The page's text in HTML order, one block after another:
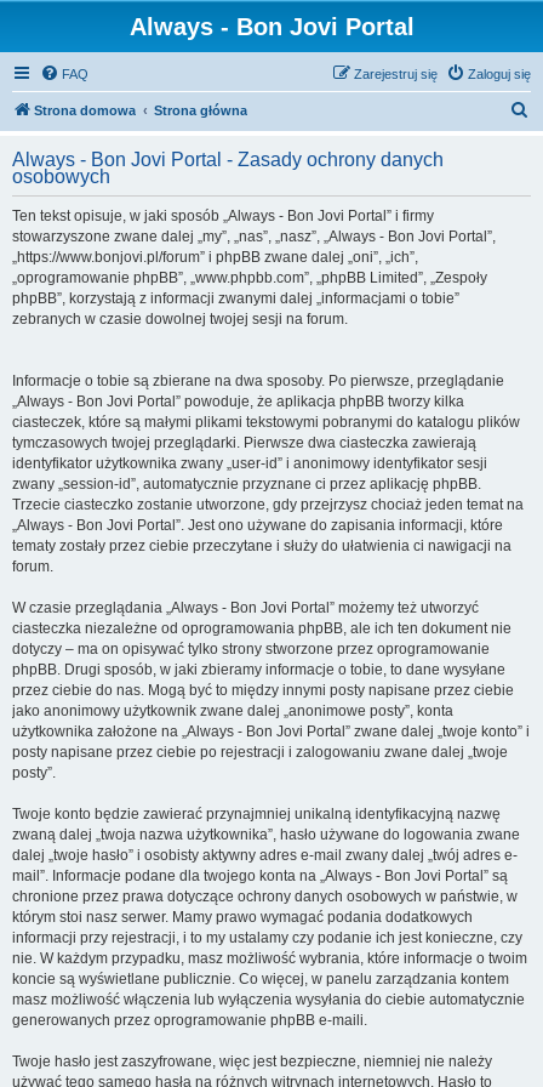
Always - Bon Jovi Portal
FAQ Zaloguj się
Zarejestruj się
Strona domowa Strona główna
k
Always - Bon Jovi Portal - Zasady ochrony danych
osobowych
Ten tekst opisuje, w jaki sposób „Always - Bon Jovi Portal” i firmy
stowarzyszone zwane dalej „my”, „nas”, „nasz”, „Always - Bon Jovi Portal”,
„https://www.bonjovi.pl/forum” i phpBB zwane dalej „oni”, „ich”,
„oprogramowanie phpBB”, „www.phpbb.com”, „phpBB Limited”, „Zespoły
phpBB”, korzystają z informacji zwanymi dalej „informacjami o tobie”
zebranych w czasie dowolnej twojej sesji na forum.
Informacje o tobie są zbierane na dwa sposoby. Po pierwsze, przeglądanie
„Always - Bon Jovi Portal” powoduje, że aplikacja phpBB tworzy kilka
ciasteczek, które są małymi plikami tekstowymi pobranymi do katalogu plików
tymczasowych twojej przeglądarki. Pierwsze dwa ciasteczka zawierają
identyfikator użytkownika zwany „user-id” i anonimowy identyfikator sesji
zwany „session-id”, automatycznie przyznane ci przez aplikację phpBB.
Trzecie ciasteczko zostanie utworzone, gdy przejrzysz chociaż jeden temat na
„Always - Bon Jovi Portal”. Jest ono używane do zapisania informacji, które
tematy zostały przez ciebie przeczytane i służy do ułatwienia ci nawigacji na
forum.
W czasie przeglądania „Always - Bon Jovi Portal” możemy też utworzyć
ciasteczka niezależne od oprogramowania phpBB, ale ich ten dokument nie
dotyczy – ma on opisywać tylko strony stworzone przez oprogramowanie
phpBB. Drugi sposób, w jaki zbieramy informacje o tobie, to dane wysyłane
przez ciebie do nas. Mogą być to między innymi posty napisane przez ciebie
jako anonimowy użytkownik zwane dalej „anonimowe posty”, konta
użytkownika założone na „Always - Bon Jovi Portal” zwane dalej „twoje konto” i
posty napisane przez ciebie po rejestracji i zalogowaniu zwane dalej „twoje
posty”.
Twoje konto będzie zawierać przynajmniej unikalną identyfikacyjną nazwę
zwaną dalej „twoja nazwa użytkownika”, hasło używane do logowania zwane
dalej „twoje hasło” i osobisty aktywny adres e-mail zwany dalej „twój adres e-
mail”. Informacje podane dla twojego konta na „Always - Bon Jovi Portal” są
chronione przez prawa dotyczące ochrony danych osobowych w państwie, w
którym stoi nasz serwer. Mamy prawo wymagać podania dodatkowych
informacji przy rejestracji, i to my ustalamy czy podanie ich jest konieczne, czy
nie. W każdym przypadku, masz możliwość wybrania, które informacje o twoim
koncie są wyświetlane publicznie. Co więcej, w panelu zarządzania kontem
masz możliwość włączenia lub wyłączenia wysyłania do ciebie automatycznie
generowanych przez oprogramowanie phpBB e-maili.
Twoje hasło jest zaszyfrowane, więc jest bezpieczne, niemniej nie należy
używać tego samego hasła na różnych witrynach internetowych. Hasło to